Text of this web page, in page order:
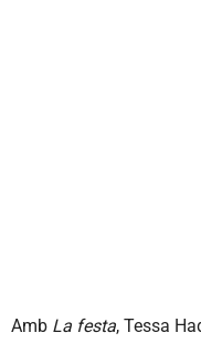
Amb La festa, Tessa